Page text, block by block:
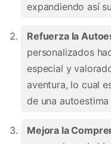
expandiendo así
Refuerza la
personalizados
especial y
aventura, lo cual
de una
Mejora la